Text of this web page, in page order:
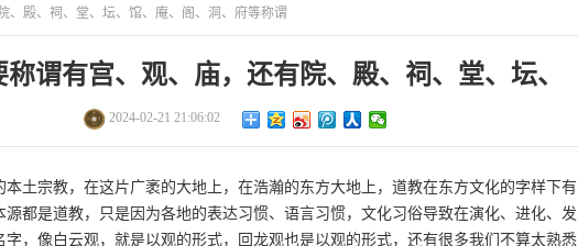
殿、祠、堂、坛、馆、庵、阁、洞、府等称谓
谓有宫、观、庙，还有院、殿、祠、堂、坛、
馆、庵、阁、洞、府等称谓
2024-02-21 21:06:02
本土宗教，在这片广袤的大地上，在浩瀚的东方大地上，道教在东方文化的字样下有
都是道教，只是因为各地的表达习惯、语言习惯，文化习俗导致在演化、进化、发
，像白云观，就是以观的形式，回龙观也是以观的形式，还有很多我们不算太熟悉